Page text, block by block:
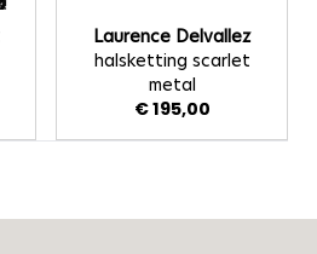
Laurence Delvallez
halsketting scarlet
metal
€ 195,00